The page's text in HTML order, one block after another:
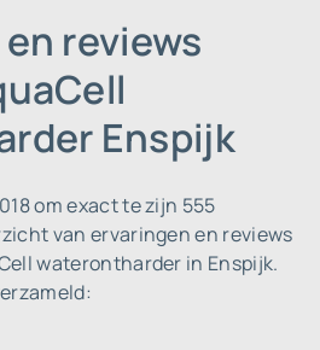
reviews
Enspijk
om exact te zijn 555
van ervaringen en reviews
waterontharder in Enspijk.